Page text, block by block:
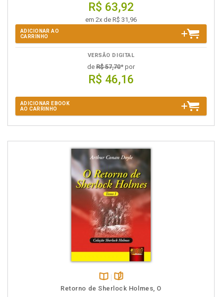
R$ 63,92
em 2x de R$ 31,96
ADICIONAR AO
CARRINHO
VERSÃO DIGITAL
de R$ 57,70* por
R$ 46,16
ADICIONAR EBOOK
AO CARRINHO
Disponível
páginas
Retorno de Sherlock Holmes, O